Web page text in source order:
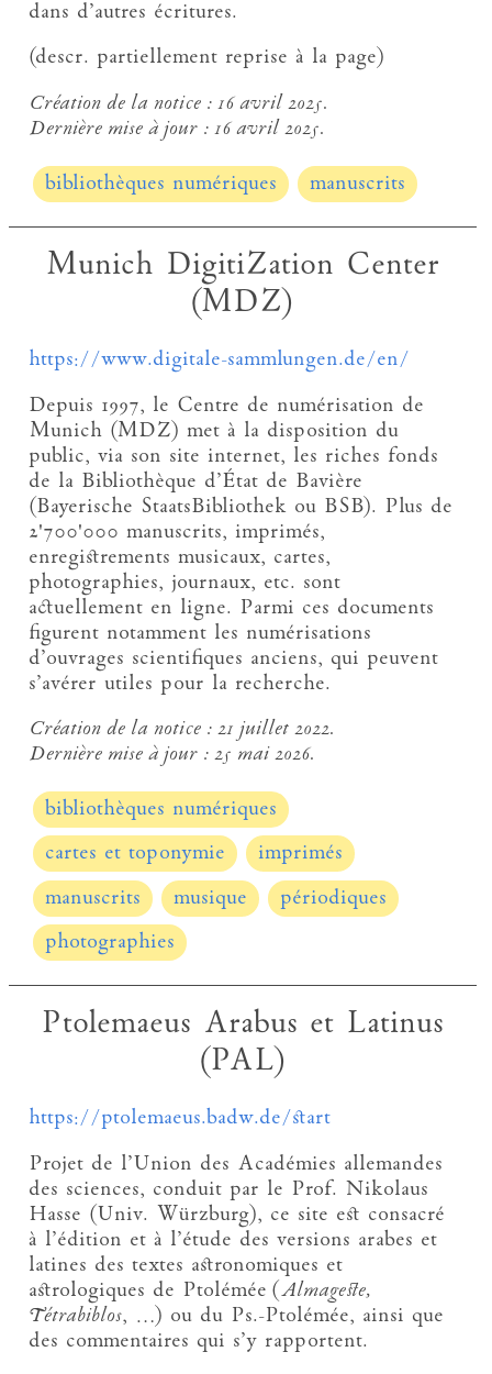
dans d’autres écritures.
(descr. partiellement reprise à la page)
Création de la notice :16 avril 2025.
Dernière mise à jour :16 avril 2025.
bibliothèques numériques manuscrits
Munich DigitiZation Center
(MDZ)
https://www.digitale-sammlungen.de/en/
Depuis 1997, le Centre de numérisation de
Munich (MDZ) met à la disposition du
public, via son site internet, les riches fonds
de la Bibliothèque d’État de Bavière
(Bayerische StaatsBibliothek ou BSB). Plus de
2'700'000 manuscrits, imprimés,
enregistrements musicaux, cartes,
photographies, journaux, etc. sont
actuellement en ligne. Parmi ces documents
figurent notamment les numérisations
d’ouvrages scientifiques anciens, qui peuvent
s’avérer utiles pour la recherche.
Création de la notice :21 juillet 2022.
Dernière mise à jour :25 mai 2026.
bibliothèques numériques
cartes et toponymie
imprimés
manuscrits
musique
périodiques
photographies
Ptolemaeus Arabus et Latinus
(PAL)
https://ptolemaeus.badw.de/start
Projet de l’Union des Académies allemandes
des sciences, conduit par le Prof. Nikolaus
Hasse (Univ. Würzburg), ce site est consacré
à l’édition et à l’étude des versions arabes et
latines des textes astronomiques et
astrologiques de Ptolémée (Almageste,
Tétrabiblos, …) ou du Ps.-Ptolémée, ainsi que
des commentaires qui s’y rapportent.